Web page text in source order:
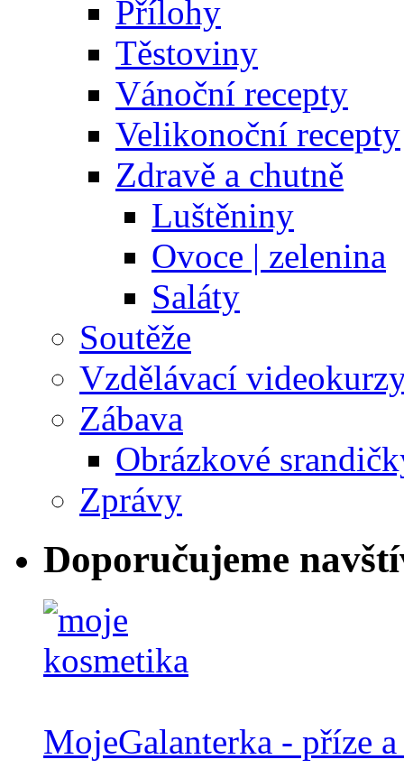
Přílohy
Těstoviny
Vánoční recepty
Velikonoční recepty
Zdravě a chutně
Luštěniny
Ovoce | zelenina
Saláty
Soutěže
Vzdělávací
Zábava
Obrázkové
Zprávy
Doporučujeme
MojeGalanterka - příze